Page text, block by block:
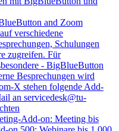
and Zoom
verschiedene
Schulungen
zugreifen. Für
- BigBlueButton
Besprechungen wird
X stehen folgende Add-
an servicedesk@tu-
Add-on: Meeting bis